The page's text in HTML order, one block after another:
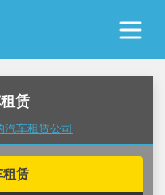
赁
汽车租赁公司
租赁